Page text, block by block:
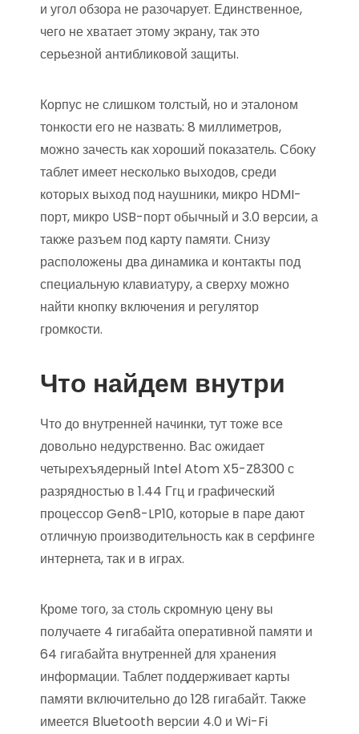
и угол обзора не разочарует. Единственное,
чего не хватает этому экрану, так это
серьезной антибликовой защиты.
Корпус не слишком толстый, но и эталоном
тонкости его не назвать: 8 миллиметров,
можно зачесть как хороший показатель. Сбоку
таблет имеет несколько выходов, среди
которых выход под наушники, микро HDMI-
порт, микро USB-порт обычный и 3.0 версии, а
также разъем под карту памяти. Снизу
расположены два динамика и контакты под
специальную клавиатуру, а сверху можно
найти кнопку включения и регулятор
громкости.
Что найдем внутри
Что до внутренней начинки, тут тоже все
довольно недурственно. Вас ожидает
четырехъядерный Intel Atom X5-Z8300 с
разрядностью в 1.44 Ггц и графический
процессор Gen8-LP10, которые в паре дают
отличную производительность как в серфинге
интернета, так и в играх.
Кроме того, за столь скромную цену вы
получаете 4 гигабайта оперативной памяти и
64 гигабайта внутренней для хранения
информации. Таблет поддерживает карты
памяти включительно до 128 гигабайт. Также
имеется Bluetooth версии 4.0 и Wi-Fi